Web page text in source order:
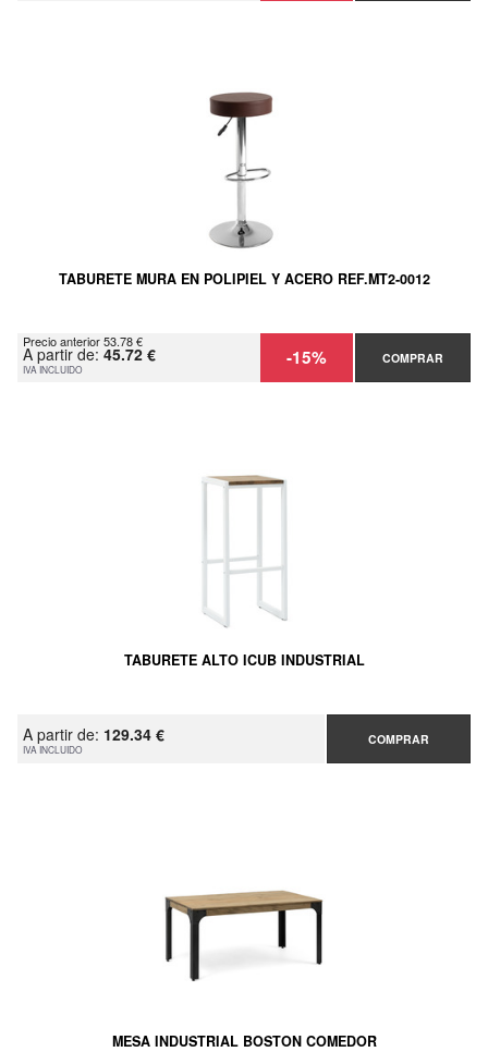
TABURETE MURA EN POLIPIEL Y ACERO REF.MT2-0012
Precio anterior 53.78 €
A partir de: 45.72 €
IVA INCLUIDO -15% COMPRAR
TABURETE ALTO ICUB INDUSTRIAL
A partir de: 129.34 €
IVA INCLUIDO
COMPRAR
MESA INDUSTRIAL BOSTON COMEDOR